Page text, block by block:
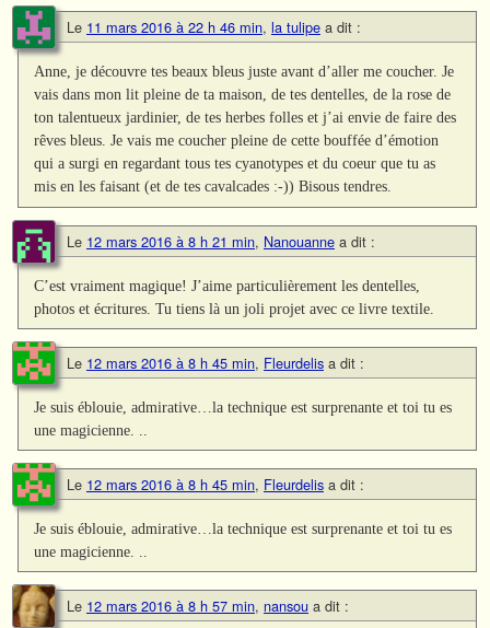
Le 11 mars 2016 à 22 h 46 min, la tulipe a dit :
Anne, je découvre tes beaux bleus juste avant d’aller me coucher. Je
vais dans mon lit pleine de ta maison, de tes dentelles, de la rose de
ton talentueux jardinier, de tes herbes folles et j’ai envie de faire des
rêves bleus. Je vais me coucher pleine de cette bouffée d’émotion
qui a surgi en regardant tous tes cyanotypes et du coeur que tu as
mis en les faisant (et de tes cavalcades :-)) Bisous tendres.
Le 12 mars 2016 à 8 h 21 min, Nanouanne a dit :
C’est vraiment magique! J’aime particulièrement les dentelles,
photos et écritures. Tu tiens là un joli projet avec ce livre textile.
Le 12 mars 2016 à 8 h 45 min, Fleurdelis a dit :
Je suis éblouie, admirative…la technique est surprenante et toi tu es
une magicienne. ..
Le 12 mars 2016 à 8 h 45 min, Fleurdelis a dit :
Je suis éblouie, admirative…la technique est surprenante et toi tu es
une magicienne. ..
Le 12 mars 2016 à 8 h 57 min, nansou a dit :